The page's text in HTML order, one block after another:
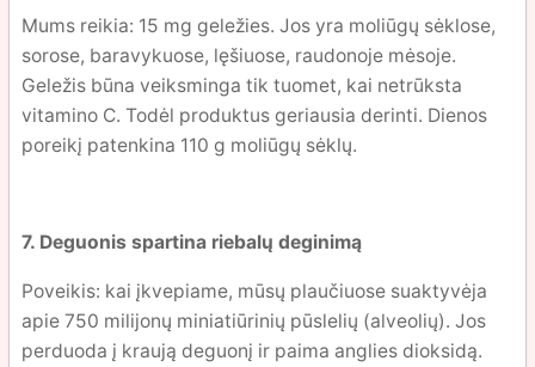
Mums reikia: 15 mg geležies. Jos yra moliūgų sėklose,
sorose, baravykuose, lęšiuose, raudonoje mėsoje.
Geležis būna veiksminga tik tuomet, kai netrūksta
vitamino C. Todėl produktus geriausia derinti. Dienos
poreikį patenkina 110 g moliūgų sėklų.
7. Deguonis spartina riebalų deginimą
Poveikis: kai įkvepiame, mūsų plaučiuose suaktyvėja
apie 750 milijonų miniatiūrinių pūslelių (alveolių). Jos
perduoda į kraują deguonį ir paima anglies dioksidą.